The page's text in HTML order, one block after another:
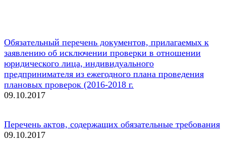
Обязательный перечень документов, прилагаемых к
заявлению об исключении проверки в отношении
юридического лица, индивидуального
предпринимателя из ежегодного плана проведения
плановых проверок (2016-2018 г.
09.10.2017
Перечень актов, содержащих обязательные требования
09.10.2017